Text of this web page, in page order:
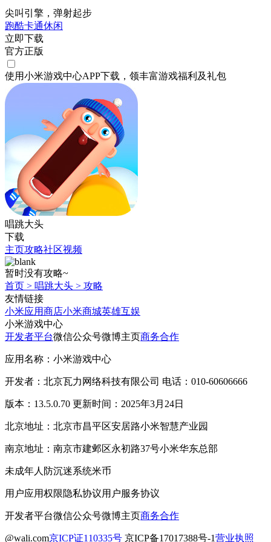
尖叫引擎，弹射起步
跑酷卡通休闲
立即下载
官方正版
使用小米游戏中心APP下载 ，领丰富游戏福利 及礼包
唱跳大头
下载
主页攻略社区视频
暂时没有攻略~
首页 > 唱跳大头 > 攻略
友情链接
小米应用商店小米商城英雄互娱
小米游戏中心
开发者平台微信公众号微博主页商务合作
应用名称：小米游戏中心
开发者：北京瓦力网络科技有限公司 电话：010-60606666
版本：13.5.0.70 更新时间：2025年3月24日
北京地址：北京市昌平区安居路小米智慧产业园
南京地址：南京市建邺区永初路37号小米华东总部
未成年人防沉迷系统米币
用户应用权限隐私协议用户服务协议
开发者平台微信公众号微博主页商务合作
@wali.com京ICP证110335号 京ICP备17017388号-1营业执照